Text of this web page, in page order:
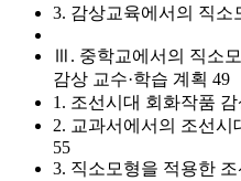
3. 감상교육에서의 직소
Ⅲ. 중학교에서의 직소
감상 교수·학습 계획 49
1. 조선시대 회화작품
2. 교과서에서의 조선시
55
3. 직소모형을 적용한